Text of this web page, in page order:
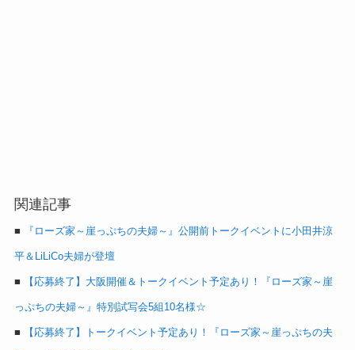
関連記事
■ 『ローズ家～崖っぷちの夫婦～』公開前トークイベントに小田井涼
平＆LiLiCo夫婦が登壇
■ 【応募終了】大阪開催＆トークイベント予定あり！『ローズ家～崖
っぷちの夫婦～』特別試写会5組10名様☆
■ 【応募終了】トークイベント予定あり！『ローズ家～崖っぷちの夫